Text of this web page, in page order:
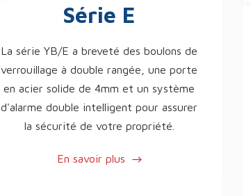
Série E
La série YB/E a breveté des boulons de
verrouillage à double rangée, une porte
en acier solide de 4mm et un système
d'alarme double intelligent pour assurer
la sécurité de votre propriété.
En savoir plus